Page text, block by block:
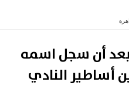
بعد أن سجل اسمه
أساطير النادي